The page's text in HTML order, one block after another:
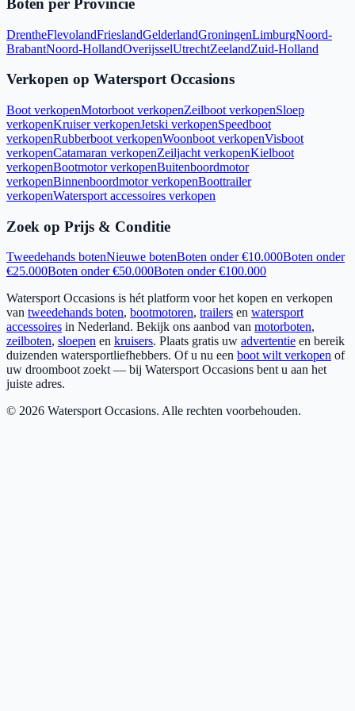
Boten per Provincie
DrentheFlevolandFrieslandGelderlandGroningenLimburgNoord-
BrabantNoord-HollandOverijsselUtrechtZeelandZuid-Holland
Verkopen op Watersport Occasions
Boot verkopenMotorboot verkopenZeilboot verkopenSloep
verkopenKruiser verkopenJetski verkopenSpeedboot
verkopenRubberboot verkopenWoonboot verkopenVisboot
verkopenCatamaran verkopenZeiljacht verkopenKielboot
verkopenBootmotor verkopenBuitenboordmotor
verkopenBinnenboordmotor verkopenBoottrailer
verkopenWatersport accessoires verkopen
Zoek op Prijs & Conditie
Tweedehands botenNieuwe botenBoten onder €10.000Boten onder
€25.000Boten onder €50.000Boten onder €100.000
Watersport Occasions is hét platform voor het kopen en verkopen
van tweedehands boten, bootmotoren, trailers en watersport
accessoires in Nederland. Bekijk ons aanbod van motorboten,
zeilboten, sloepen en kruisers. Plaats gratis uw advertentie en bereik
duizenden watersportliefhebbers. Of u nu een boot wilt verkopen of
uw droomboot zoekt — bij Watersport Occasions bent u aan het
juiste adres.
© 2026 Watersport Occasions. Alle rechten voorbehouden.